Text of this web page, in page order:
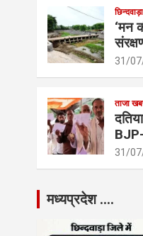
छिन्दवाड़ा
‘मन
31/
ताजा
31/
मध्यप्रदेश ….